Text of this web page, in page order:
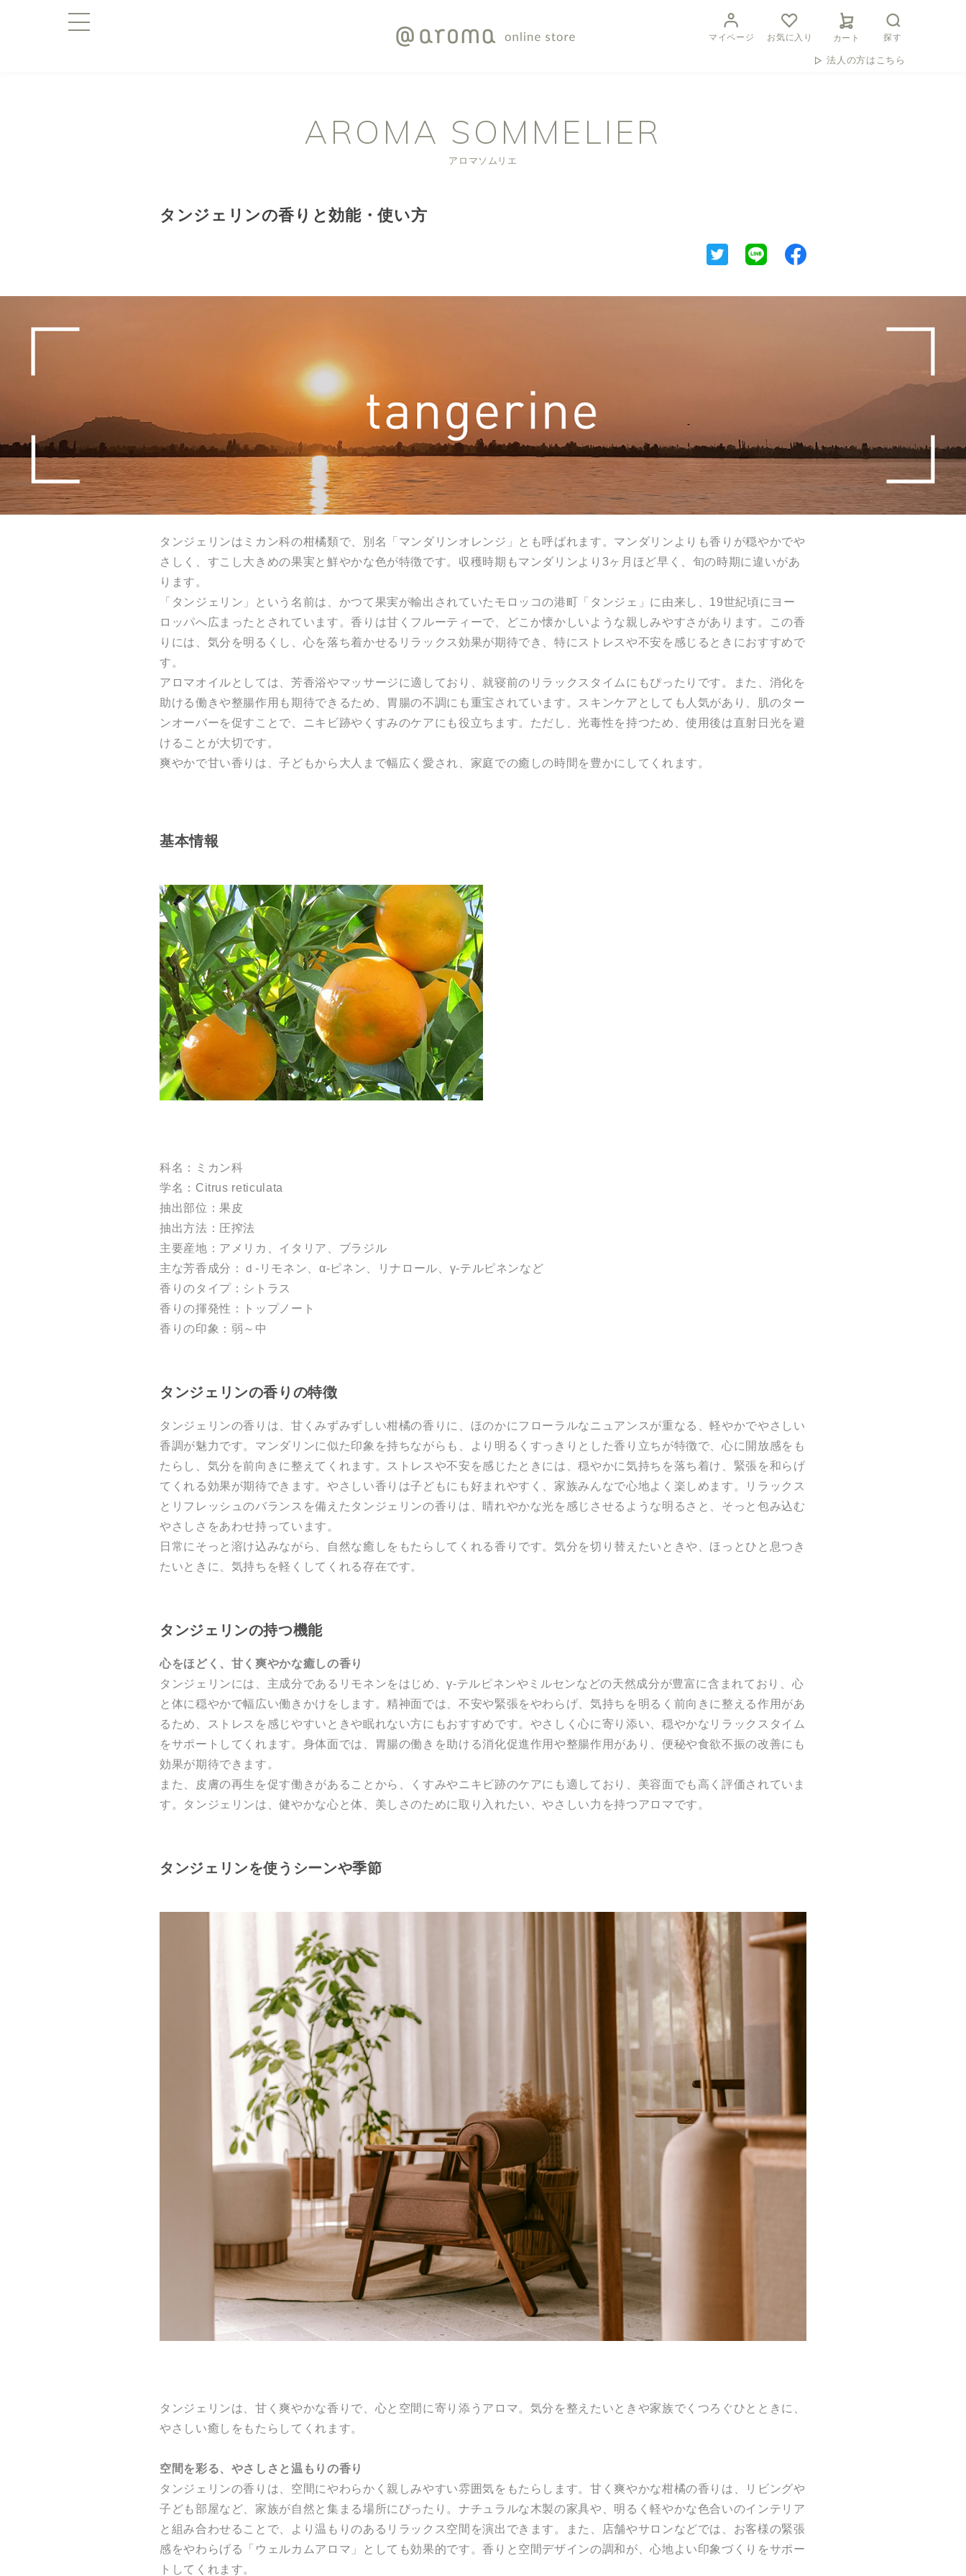
マイページ お気に入り カート 探す
法人の方はこちら
AROMA SOMMELIER
アロマソムリエ
タンジェリンの香りと効能・使い方
タンジェリンはミカン科の柑橘類で、別名「マンダリンオレンジ」とも呼ばれます。マンダリンよりも香りが穏やかでや
さしく、すこし大きめの果実と鮮やかな色が特徴です。収穫時期もマンダリンより3ヶ月ほど早く、旬の時期に違いがあ
ります。
「タンジェリン」という名前は、かつて果実が輸出されていたモロッコの港町「タンジェ」に由来し、19世紀頃にヨー
ロッパへ広まったとされています。香りは甘くフルーティーで、どこか懐かしいような親しみやすさがあります。この香
りには、気分を明るくし、心を落ち着かせるリラックス効果が期待でき、特にストレスや不安を感じるときにおすすめで
す。
アロマオイルとしては、芳香浴やマッサージに適しており、就寝前のリラックスタイムにもぴったりです。また、消化を
助ける働きや整腸作用も期待できるため、胃腸の不調にも重宝されています。スキンケアとしても人気があり、肌のター
ンオーバーを促すことで、ニキビ跡やくすみのケアにも役立ちます。ただし、光毒性を持つため、使用後は直射日光を避
けることが大切です。
爽やかで甘い香りは、子どもから大人まで幅広く愛され、家庭での癒しの時間を豊かにしてくれます。
基本情報
科名：ミカン科
学名：Citrus reticulata
抽出部位：果皮
抽出方法：圧搾法
主要産地：アメリカ、イタリア、ブラジル
主な芳香成分：ｄ-リモネン、α-ピネン、リナロール、γ-テルピネンなど
香りのタイプ：シトラス
香りの揮発性：トップノート
香りの印象：弱～中
タンジェリンの香りの特徴
タンジェリンの香りは、甘くみずみずしい柑橘の香りに、ほのかにフローラルなニュアンスが重なる、軽やかでやさしい
香調が魅力です。マンダリンに似た印象を持ちながらも、より明るくすっきりとした香り立ちが特徴で、心に開放感をも
たらし、気分を前向きに整えてくれます。ストレスや不安を感じたときには、穏やかに気持ちを落ち着け、緊張を和らげ
てくれる効果が期待できます。やさしい香りは子どもにも好まれやすく、家族みんなで心地よく楽しめます。リラックス
とリフレッシュのバランスを備えたタンジェリンの香りは、晴れやかな光を感じさせるような明るさと、そっと包み込む
やさしさをあわせ持っています。
日常にそっと溶け込みながら、自然な癒しをもたらしてくれる香りです。気分を切り替えたいときや、ほっとひと息つき
たいときに、気持ちを軽くしてくれる存在です。
タンジェリンの持つ機能
心をほどく、甘く爽やかな癒しの香り
タンジェリンには、主成分であるリモネンをはじめ、γ-テルピネンやミルセンなどの天然成分が豊富に含まれており、心
と体に穏やかで幅広い働きかけをします。精神面では、不安や緊張をやわらげ、気持ちを明るく前向きに整える作用があ
るため、ストレスを感じやすいときや眠れない方にもおすすめです。やさしく心に寄り添い、穏やかなリラックスタイム
をサポートしてくれます。身体面では、胃腸の働きを助ける消化促進作用や整腸作用があり、便秘や食欲不振の改善にも
効果が期待できます。
また、皮膚の再生を促す働きがあることから、くすみやニキビ跡のケアにも適しており、美容面でも高く評価されていま
す。タンジェリンは、健やかな心と体、美しさのために取り入れたい、やさしい力を持つアロマです。
タンジェリンを使うシーンや季節
タンジェリンは、甘く爽やかな香りで、心と空間に寄り添うアロマ。気分を整えたいときや家族でくつろぐひとときに、
やさしい癒しをもたらしてくれます。
空間を彩る、やさしさと温もりの香り
タンジェリンの香りは、空間にやわらかく親しみやすい雰囲気をもたらします。甘く爽やかな柑橘の香りは、リビングや
子ども部屋など、家族が自然と集まる場所にぴったり。ナチュラルな木製の家具や、明るく軽やかな色合いのインテリア
と組み合わせることで、より温もりのあるリラックス空間を演出できます。また、店舗やサロンなどでは、お客様の緊張
感をやわらげる「ウェルカムアロマ」としても効果的です。香りと空間デザインの調和が、心地よい印象づくりをサポー
トしてくれます。